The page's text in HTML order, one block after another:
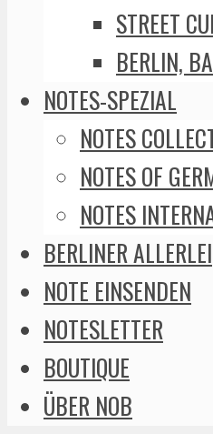
STREET
BERLIN,
NOTES-SPEZIAL
NOTES
NOTES OF
NOTES
BERLINER ALLERLEI
NOTE EINSENDEN
NOTESLETTER
BOUTIQUE
ÜBER NOB